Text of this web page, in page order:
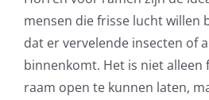
mensen die frisse lucht willen
dat er vervelende insecten of
binnenkomt. Het is niet alleen
raam open te kunnen laten,